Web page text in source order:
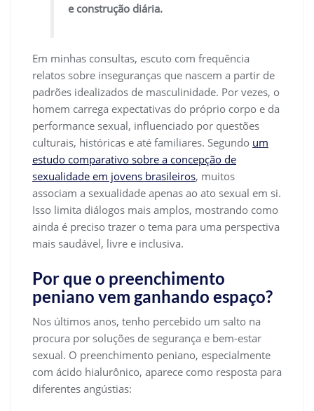
e construção diária.
Em minhas consultas, escuto com frequência
relatos sobre inseguranças que nascem a partir de
padrões idealizados de masculinidade. Por vezes, o
homem carrega expectativas do próprio corpo e da
performance sexual, influenciado por questões
culturais, históricas e até familiares. Segundo um
estudo comparativo sobre a concepção de
sexualidade em jovens brasileiros, muitos
associam a sexualidade apenas ao ato sexual em si.
Isso limita diálogos mais amplos, mostrando como
ainda é preciso trazer o tema para uma perspectiva
mais saudável, livre e inclusiva.
Por que o preenchimento
peniano vem ganhando espaço?
Nos últimos anos, tenho percebido um salto na
procura por soluções de segurança e bem-estar
sexual. O preenchimento peniano, especialmente
com ácido hialurônico, aparece como resposta para
diferentes angústias: